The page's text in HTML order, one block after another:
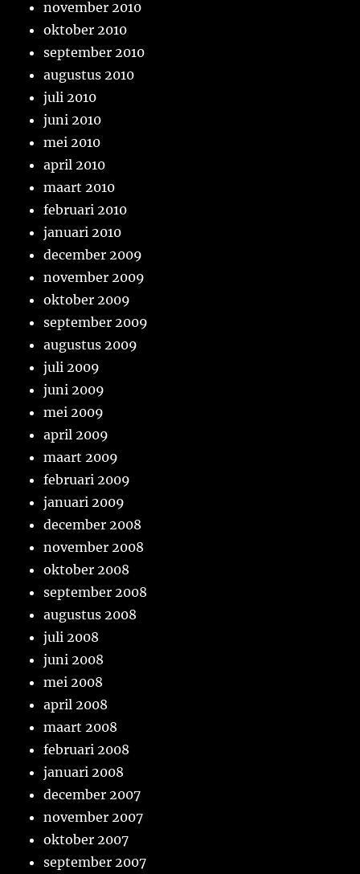
november 2010
oktober 2010
september 2010
augustus 2010
juli 2010
juni 2010
mei 2010
april 2010
maart 2010
februari 2010
januari 2010
december 2009
november 2009
oktober 2009
september 2009
augustus 2009
juli 2009
juni 2009
mei 2009
april 2009
maart 2009
februari 2009
januari 2009
december 2008
november 2008
oktober 2008
september 2008
augustus 2008
juli 2008
juni 2008
mei 2008
april 2008
maart 2008
februari 2008
januari 2008
december 2007
november 2007
oktober 2007
september 2007